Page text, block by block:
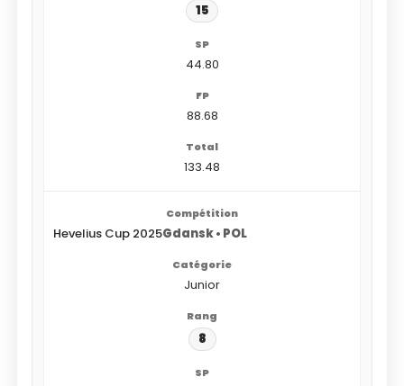
15
44.80
88.68
133.48
Hevelius Cup 2025Gdansk • POL
Junior
8